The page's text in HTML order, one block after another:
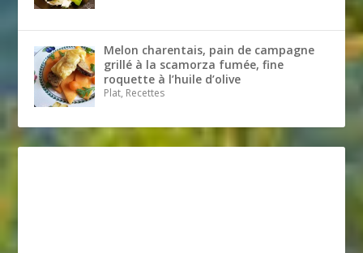
Melon charentais, pain de campagne
grillé à la scamorza fumée, fine
roquette à l’huile d’olive
Plat, Recettes